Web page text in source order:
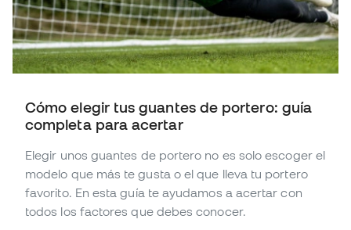
Cómo elegir tus guantes de portero: guía
completa para acertar
Elegir unos guantes de portero no es solo escoger el
modelo que más te gusta o el que lleva tu portero
favorito. En esta guía te ayudamos a acertar con
todos los factores que debes conocer.